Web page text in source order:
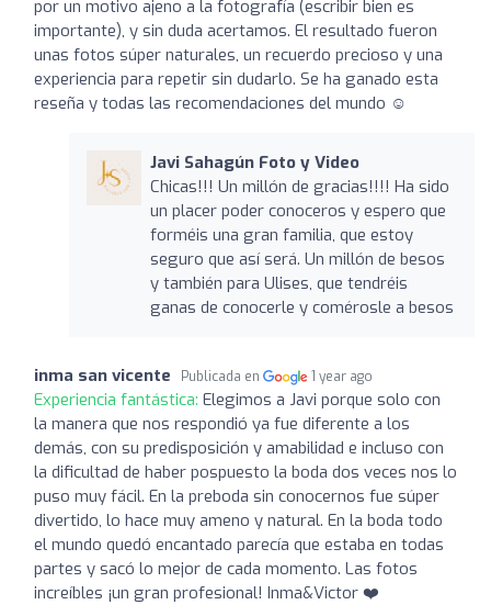
por un motivo ajeno a la fotografía (escribir bien es
importante), y sin duda acertamos. El resultado fueron
unas fotos súper naturales, un recuerdo precioso y una
experiencia para repetir sin dudarlo. Se ha ganado esta
reseña y todas las recomendaciones del mundo ☺
Javi Sahagún Foto y Video
Chicas!!! Un millón de gracias!!!! Ha sido
un placer poder conoceros y espero que
forméis una gran familia, que estoy
seguro que así será. Un millón de besos
y también para Ulises, que tendréis
ganas de conocerle y comérosle a besos
inma san vicente Publicada en 1 year ago
Experiencia fantástica: Elegimos a Javi porque solo con
la manera que nos respondió ya fue diferente a los
demás, con su predisposición y amabilidad e incluso con
la dificultad de haber pospuesto la boda dos veces nos lo
puso muy fácil. En la preboda sin conocernos fue súper
divertido, lo hace muy ameno y natural. En la boda todo
el mundo quedó encantado parecía que estaba en todas
partes y sacó lo mejor de cada momento. Las fotos
increíbles ¡un gran profesional! Inma&Victor ❤️